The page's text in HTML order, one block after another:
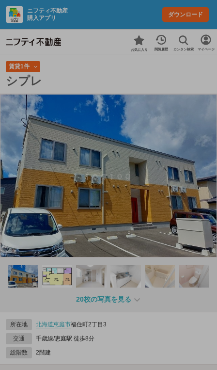
ニフティ不動産
購入アプリ
ダウンロード
お気に入り 閲覧履歴 カンタン検索 マイページ
賃貸1件
シプレ
20枚の写真を見る
所在地 北海道恵庭市福住町2丁目3
交通 千歳線/恵庭駅 徒歩8分
総階数 2階建